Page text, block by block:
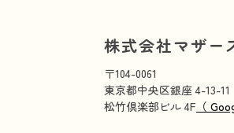
株式会社マザー
〒104-0061
東京都中央区銀座 4-13-11
松竹倶楽部ビル 4F （